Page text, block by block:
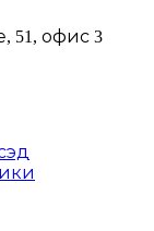
51, офис 3